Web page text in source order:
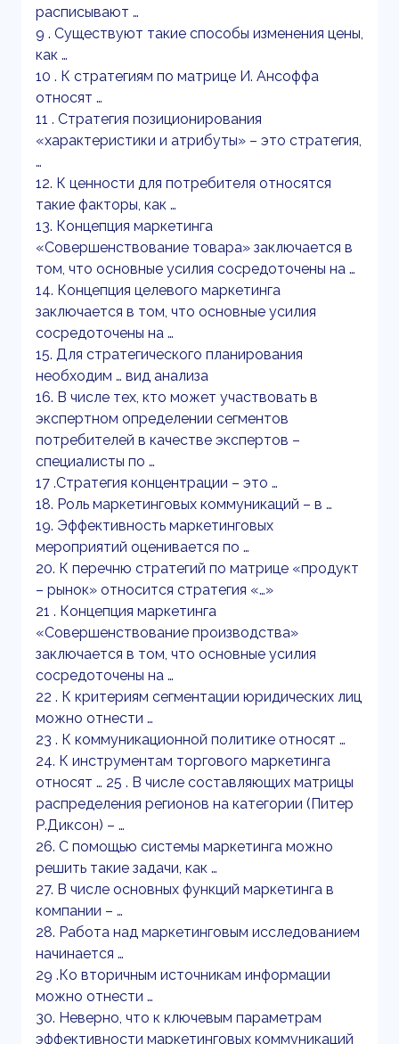
расписывают …
9 . Существуют такие способы изменения цены,
как …
10 . К стратегиям по матрице И. Ансоффа
относят …
11 . Стратегия позиционирования
«характеристики и атрибуты» – это стратегия,
…
12. К ценности для потребителя относятся
такие факторы, как …
13. Концепция маркетинга
«Совершенствование товара» заключается в
том, что основные усилия сосредоточены на …
14. Концепция целевого маркетинга
заключается в том, что основные усилия
сосредоточены на …
15. Для стратегического планирования
необходим … вид анализа
16. В числе тех, кто может участвовать в
экспертном определении сегментов
потребителей в качестве экспертов –
специалисты по …
17 .Стратегия концентрации – это …
18. Роль маркетинговых коммуникаций – в …
19. Эффективность маркетинговых
мероприятий оценивается по …
20. К перечню стратегий по матрице «продукт
– рынок» относится стратегия «…»
21 . Концепция маркетинга
«Совершенствование производства»
заключается в том, что основные усилия
сосредоточены на …
22 . К критериям сегментации юридических лиц
можно отнести …
23 . К коммуникационной политике относят …
24. К инструментам торгового маркетинга
относят … 25 . В числе составляющих матрицы
распределения регионов на категории (Питер
Р.Диксон) – …
26. С помощью системы маркетинга можно
решить такие задачи, как …
27. В числе основных функций маркетинга в
компании – …
28. Работа над маркетинговым исследованием
начинается …
29 .Ко вторичным источникам информации
можно отнести …
30. Неверно, что к ключевым параметрам
эффективности маркетинговых коммуникаций